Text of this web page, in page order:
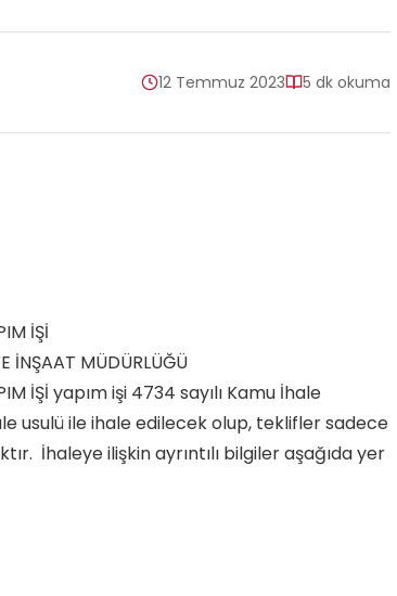
12 Temmuz 2023 5 dk okuma
İŞİ
İNŞAAT MÜDÜRLÜĞÜ
İŞİ yapım işi 4734 sayılı Kamu İhale
usulü ile ihale edilecek olup, teklifler sadece
İhaleye ilişkin ayrıntılı bilgiler aşağıda yer